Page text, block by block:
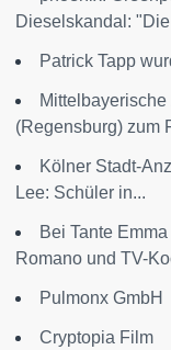
Dieselskandal:
Patrick Tapp
(Regensburg) zum
Kölner Stadt-
Lee: Schüler in...
Bei Tante
Romano und TV-
Pulmonx GmbH
Cryptopia Film